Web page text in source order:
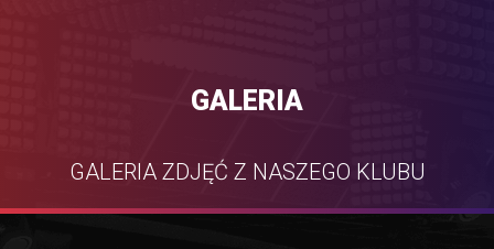
GALERIA
GALERIA ZDJĘĆ Z NASZEGO KLUBU